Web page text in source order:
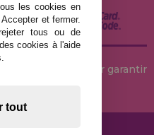
permanents pour garantir
les cookies en
et fermer.
tous ou de
cookies à l'aide
tout